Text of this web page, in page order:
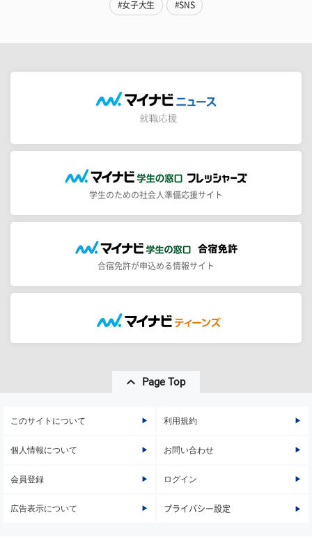
#女子大生 #SNS
学生のための社会人準備応援サイト
合宿免許が申込める情報サイト
Page Top
このサイトについて 利用規約
個人情報について お問い合わせ
会員登録 ログイン
広告表示について プライバシー設定